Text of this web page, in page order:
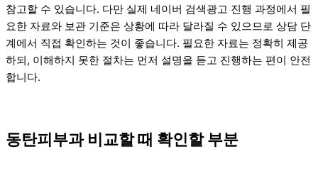
참고할 수 있습니다. 다만 실제 네이버 검색광고 진행 과정에서 필
요한 자료와 보관 기준은 상황에 따라 달라질 수 있으므로 상담 단
계에서 직접 확인하는 것이 좋습니다. 필요한 자료는 정확히 제공
하되, 이해하지 못한 절차는 먼저 설명을 듣고 진행하는 편이 안전
합니다.
동탄피부과 비교할 때 확인할 부분